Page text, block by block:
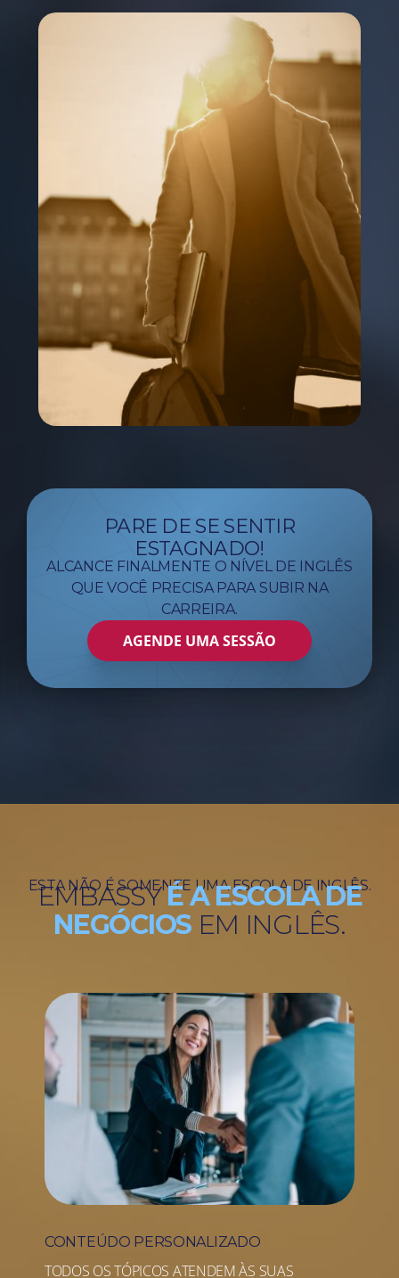
PARE DE SE SENTIR
ESTAGNADO!
ALCANCE FINALMENTE O NÍVEL DE INGLÊS
QUE VOCÊ PRECISA PARA SUBIR NA
CARREIRA.
AGENDE UMA SESSÃO
ESTA NÃO É SOMENTE UMA ESCOLA DE INGLÊS.
EMBASSYÉ A ESCOLA DE
NEGÓCIOSEM INGLÊS.
CONTEÚDO PERSONALIZADO
TODOS OS TÓPICOS ATENDEM ÀS SUAS